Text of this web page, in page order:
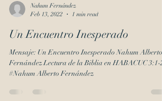
Nahum Fernández
Feb 13, 2022
1 min read
Un Encuentro Inesperado
Mensaje: Un Encuentro Inesperado Nahum Alberto
Fernández Lectura de la Biblia en HABACUC 3:1-2
#Nahum Alberto Fernández